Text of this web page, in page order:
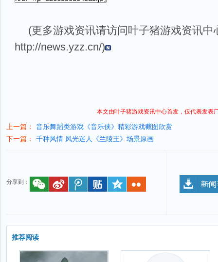
(更多游戏资讯请访问叶子猪游戏资讯中
http://news.yzz.cn/)
本文由叶子猪游戏资讯中心首发，仅代表发表
上一篇：
音乐舞蹈类游戏《音乐侠》精彩游戏截图欣赏
下一篇：
千种风情 风光迷人《兰陵王》场景原画
分享到：
推荐阅读